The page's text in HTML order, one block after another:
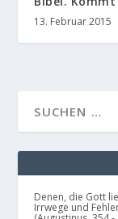
13. Februar 2015
Denen, die Gott
Irrwege und